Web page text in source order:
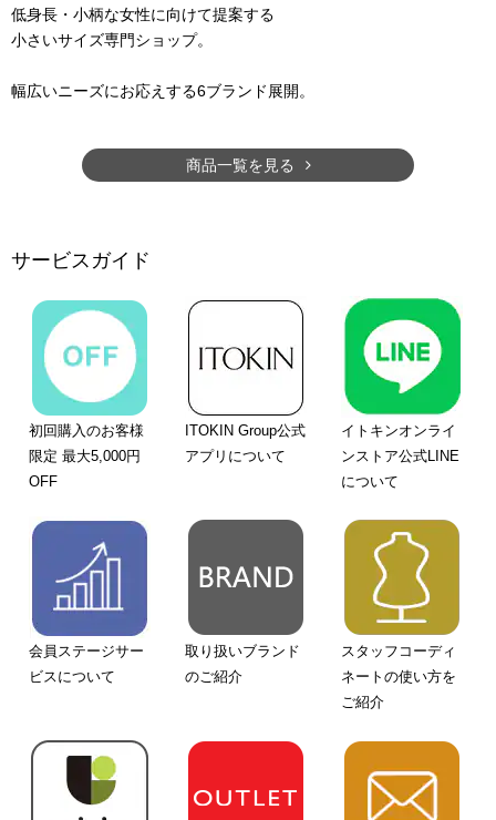
低身長・小柄な女性に向けて提案する
小さいサイズ専門ショップ。
幅広いニーズにお応えする6ブランド展開。
商品一覧を見る
サービスガイド
初回購入のお客様
限定 最大5,000円
OFF
ITOKIN Group公式
アプリについて
イトキンオンライ
ンストア公式LINE
について
会員ステージサー
ビスについて
取り扱いブランド
のご紹介
スタッフコーディ
ネートの使い方を
ご紹介